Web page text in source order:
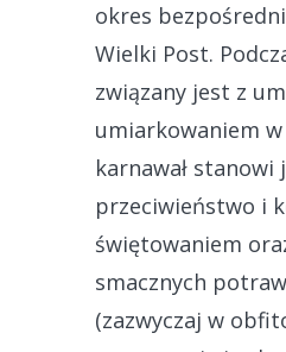
okres
Wielki Post.
związany jest z
umiarkowaniem
karnawał stanowi
przeciwieństwo i
świętowaniem
smacznych
(zazwyczaj w